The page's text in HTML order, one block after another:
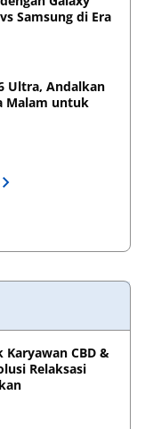
Samsung di Era
Ultra, Andalkan
Malam untuk
Karyawan CBD &
Relaksasi